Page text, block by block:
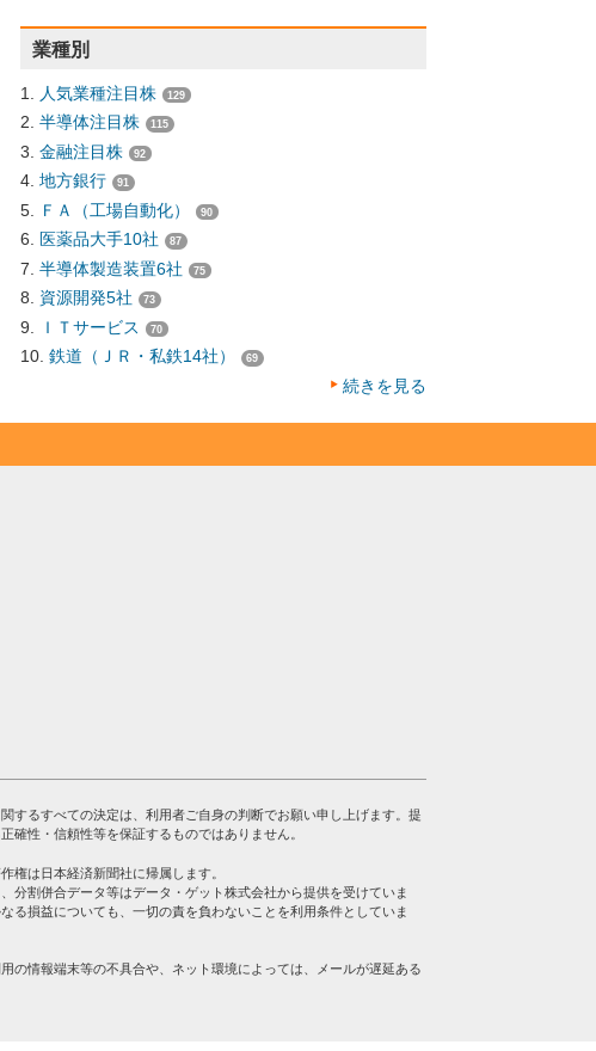
業種別
人気業種注目株 129
半導体注目株 115
金融注目株 92
地方銀行 91
ＦＡ（工場自動化） 90
医薬品大手10社 87
半導体製造装置6社 75
資源開発5社 73
ＩＴサービス 70
鉄道（ＪＲ・私鉄14社） 69
続きを見る
するすべての決定は、利用者ご自身の判断でお願い申し上げます。提
確性・信頼性等を保証するものではありません。
権は日本経済新聞社に帰属します。
分割併合データ等はデータ・ゲット株式会社から提供を受けていま
る損益についても、一切の責を負わないことを利用条件としていま
の情報端末等の不具合や、ネット環境によっては、メールが遅延ある